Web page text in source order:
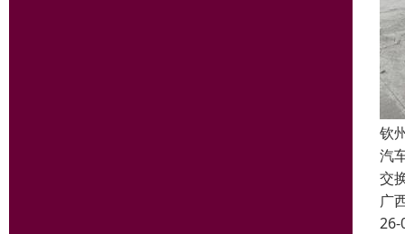
钦
汽
交
广
26-